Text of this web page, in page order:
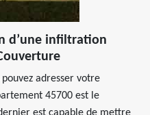
d’une infiltration
adresser votre
45700 est le